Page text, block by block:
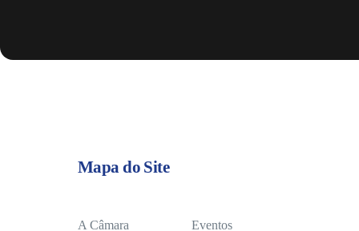
Mapa do Site
A Câmara Eventos